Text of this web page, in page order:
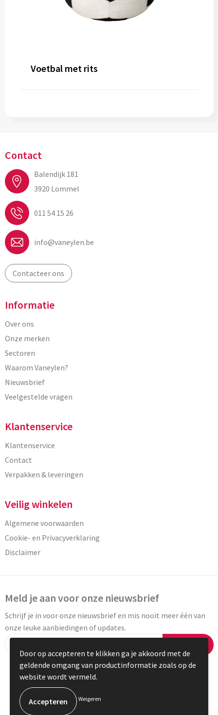
Voetbal met rits
Contact
Balendijk 181
3920 Lommel
011 54 15 26
info@vaneylen.be
Contacteer ons
Informatie
Over ons
Onze merken
Sectoren
Waarom Vaneylen?
Nieuwsbrief
Veelgestelde vragen
Klantenservice
Klantenservice
Contact
Verpakken & leveringen
Veilig winkelen
Algemene voorwaarden
Cookie- en Privacyverklaring
Disclaimer
Meld je aan voor onze nieuwsbrief
Schrijf je in voor onze nieuwsbrief en mis nooit meer één van
onze leuke aanbiedingen of updates.
© Copyright Vaneylen 2023
Door op accepteren te klikken ga je akkoord met de
geldende omgang van productinformatie zoals op de
website wordt vermeld.
Weigeren